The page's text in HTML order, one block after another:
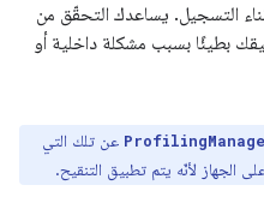
التسجيل. يساعدك التحقّق من
بطيئًا بسبب مشكلة داخلية أو
عن تلك التي